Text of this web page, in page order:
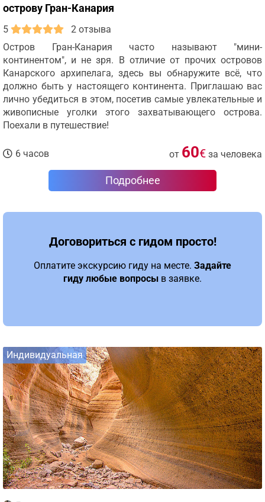
острову Гран-Канария
5
2 отзыва
Остров Гран-Канария часто называют "мини-
континентом", и не зря. В отличие от прочих островов
Канарского архипелага, здесь вы обнаружите всё, что
должно быть у настоящего континента. Приглашаю вас
лично убедиться в этом, посетив самые увлекательные и
живописные уголки этого захватывающего острова.
Поехали в путешествие!
6 часов от 60€ за человека
Подробнее
Договориться с гидом просто!
Оплатите экскурсию гиду на месте. Задайте
гиду любые вопросы в заявке.
Индивидуальная